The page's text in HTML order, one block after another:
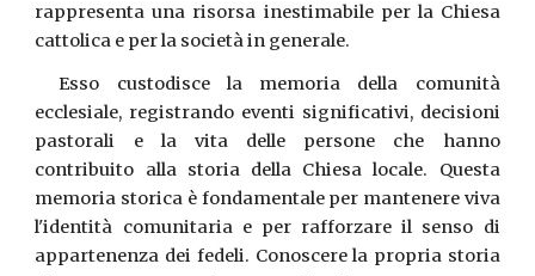
rappresenta una risorsa inestimabile per la Chiesa
cattolica e per la società in generale.
Esso custodisce la memoria della comunità
ecclesiale, registrando eventi significativi, decisioni
pastorali e la vita delle persone che hanno
contribuito alla storia della Chiesa locale. Questa
memoria storica è fondamentale per mantenere viva
l'identità comunitaria e per rafforzare il senso di
appartenenza dei fedeli. Conoscere la propria storia